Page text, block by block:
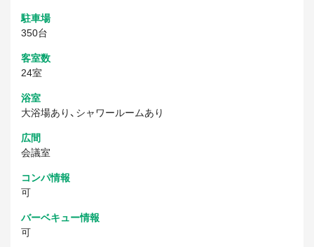
駐車場
350台
客室数
24室
浴室
大浴場あり、シャワールームあり
広間
会議室
コンパ情報
可
バーベキュー情報
可